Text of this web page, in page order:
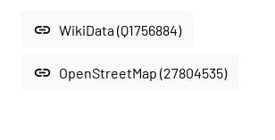
link WikiData (Q1756884)
link OpenStreetMap (27804535)